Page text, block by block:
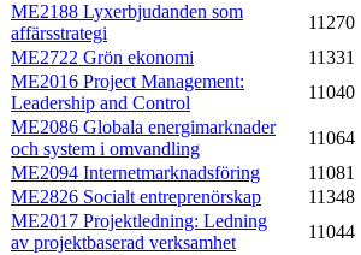
ME2188 Lyxerbjudanden som
affärsstrategi
11270
ME2722 Grön ekonomi
11331
ME2016 Project Management:
Leadership and Control
11040
ME2086 Globala energimarknader
och system i omvandling
11064
ME2094 Internetmarknadsföring
11081
ME2826 Socialt entreprenörskap
11348
ME2017 Projektledning: Ledning
av projektbaserad verksamhet
11044